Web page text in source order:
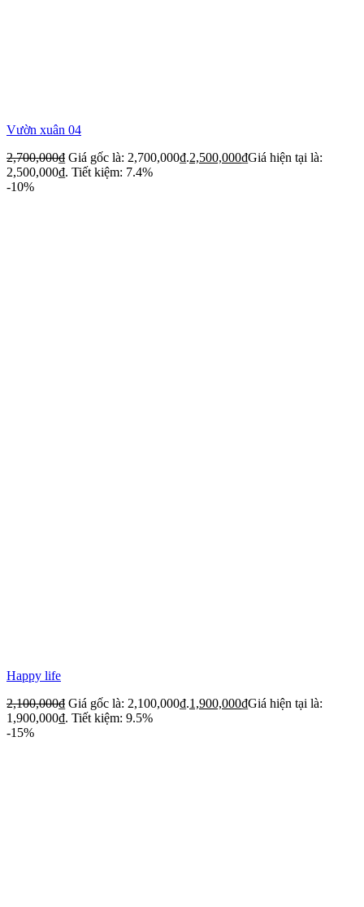
Vườn xuân 04
2,700,000₫ Giá gốc là: 2,700,000₫.2,500,000₫Giá hiện tại là:
2,500,000₫. Tiết kiệm: 7.4%
-10%
Happy life
2,100,000₫ Giá gốc là: 2,100,000₫.1,900,000₫Giá hiện tại là:
1,900,000₫. Tiết kiệm: 9.5%
-15%